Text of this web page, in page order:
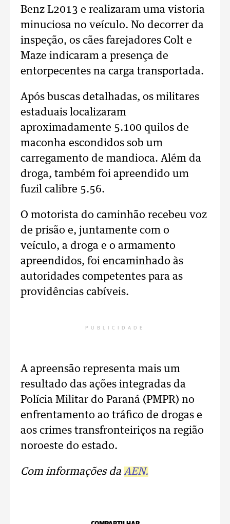
Benz L2013 e realizaram uma vistoria
minuciosa no veículo. No decorrer da
inspeção, os cães farejadores Colt e
Maze indicaram a presença de
entorpecentes na carga transportada.
Após buscas detalhadas, os militares
estaduais localizaram
aproximadamente 5.100 quilos de
maconha escondidos sob um
carregamento de mandioca. Além da
droga, também foi apreendido um
fuzil calibre 5.56.
O motorista do caminhão recebeu voz
de prisão e, juntamente com o
veículo, a droga e o armamento
apreendidos, foi encaminhado às
autoridades competentes para as
providências cabíveis.
PUBLICIDADE
A apreensão representa mais um
resultado das ações integradas da
Polícia Militar do Paraná (PMPR) no
enfrentamento ao tráfico de drogas e
aos crimes transfronteiriços na região
noroeste do estado.
Com informações da AEN.